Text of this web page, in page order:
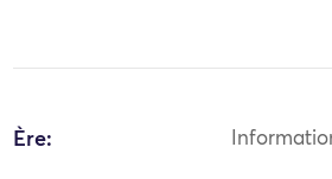
Ère: